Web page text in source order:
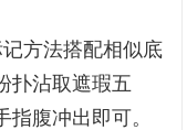
方法搭配相似底
扑沾取遮瑕五
腹冲出即可。